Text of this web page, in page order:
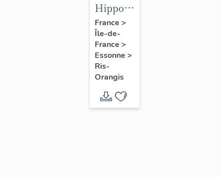
Hippodrome
d'Evry
France >
Île-de-
France >
Essonne >
Ris-
Orangis